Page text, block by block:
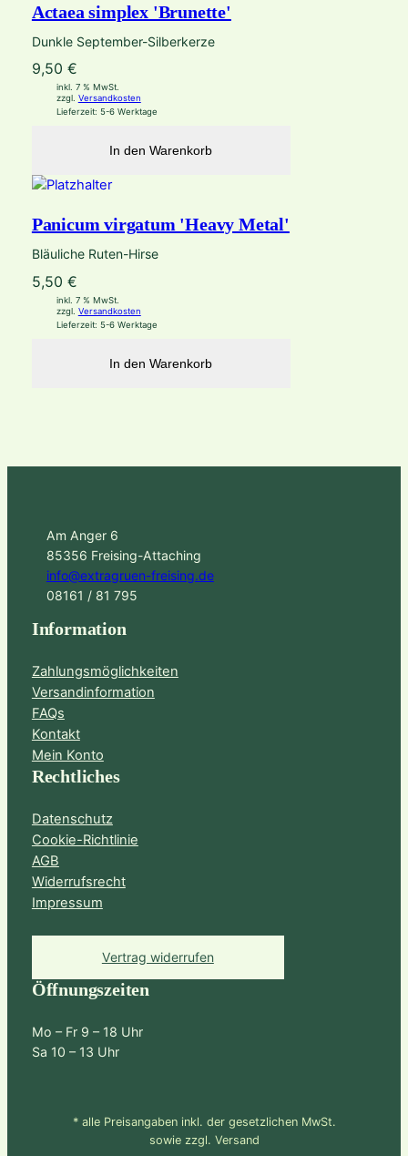
Actaea simplex 'Brunette'
Dunkle September-Silberkerze
9,50 €
inkl. 7 % MwSt.
zzgl. Versandkosten
Lieferzeit: 5-6 Werktage
In den Warenkorb
Panicum virgatum 'Heavy Metal'
Bläuliche Ruten-Hirse
5,50 €
inkl. 7 % MwSt.
zzgl. Versandkosten
Lieferzeit: 5-6 Werktage
In den Warenkorb
Am Anger 6
85356 Freising-Attaching
info@extragruen-freising.de
08161 / 81 795
Information
Zahlungsmöglichkeiten
Versandinformation
FAQs
Kontakt
Mein Konto
Rechtliches
Datenschutz
Cookie-Richtlinie
AGB
Widerrufsrecht
Impressum
Vertrag widerrufen
Öffnungszeiten
Mo – Fr 9 – 18 Uhr
Sa 10 – 13 Uhr
* alle Preisangaben inkl. der gesetzlichen MwSt.
sowie zzgl. Versand